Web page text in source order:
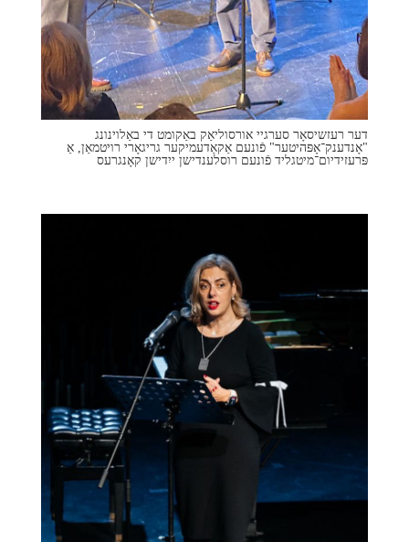
דער רעזשיסאָר סערגיי אורסוליאַק באַקומט די באַלוינונג
"אָנדענק־אָפּהיטער" פֿונעם אַקאַדעמיקער גריגאָרי רויטמאַן, אַ
פּרעזידיום־מיטגליד פֿונעם רוסלענדישן ייִדישן קאָנגרעס